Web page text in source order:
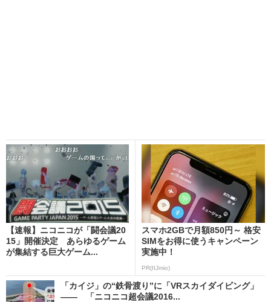
【速報】ニコニコが「闘会議20
15」開催決定 あらゆるゲーム
が集結する巨大ゲーム...
スマホ2GBで月額850円～ 格安
SIMをお得に使うキャンペーン
実施中！
PR(IIJmio)
「カイジ」の“鉄骨渡り”に「VRスカイダイビング」
―― 「ニコニコ超会議2016...